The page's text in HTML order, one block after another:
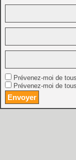
Prévenez-moi de
Prévenez-moi de